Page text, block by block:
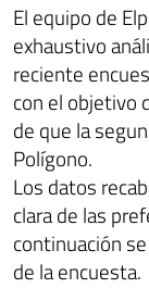
El equipo de
exhaustivo
reciente
con el objetivo
de que la
Polígono.
Los datos
clara de las
continuación
de la encuesta.